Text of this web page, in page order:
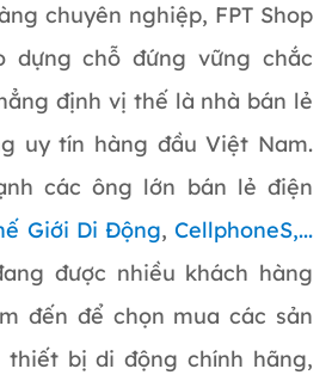
chuyên nghiệp, FPT Shop
dựng chỗ đứng vững chắc
định vị thế là nhà bán lẻ
uy tín hàng đầu Việt Nam.
các ông lớn bán lẻ điện
Giới Di Động,CellphoneS,...
được nhiều khách hàng
đến để chọn mua các sản
thiết bị di động chính hãng,